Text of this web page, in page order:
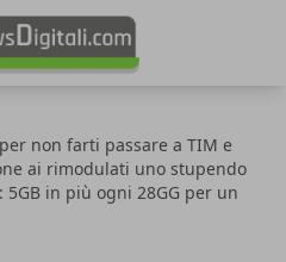
non farti passare a TIM e
ai rimodulati uno stupendo
5GB in più ogni 28GG per un